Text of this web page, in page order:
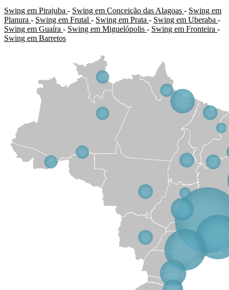
Swing em Pirajuba - Swing em Conceição das Alagoas - Swing em
Planura - Swing em Frutal - Swing em Prata - Swing em Uberaba -
Swing em Guaíra - Swing em Miguelópolis - Swing em Fronteira -
Swing em Barretos